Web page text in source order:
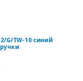
G/TW-10 синий